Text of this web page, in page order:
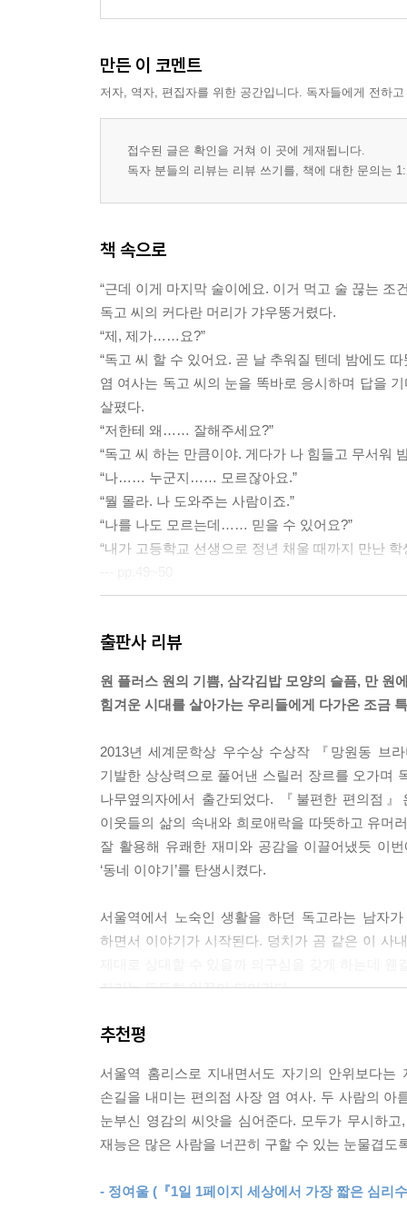
만든 이 코멘트
저자, 역자, 편집자를 위한 공간입니다. 독자들에게 전하
접수된 글은 확인을 거쳐 이 곳에 게재됩니다.
독자 분들의 리뷰는 리뷰 쓰기를, 책에 대한 문의는
책 속으로
“근데 이게 마지막 술이에요. 이거 먹고 술 끊는 조
독고 씨의 커다란 머리가 갸우뚱거렸다.
“제, 제가……요?”
“독고 씨 할 수 있어요. 곧 날 추워질 텐데 밤에도
염 여사는 독고 씨의 눈을 똑바로 응시하며 답을
살폈다.
“저한테 왜…… 잘해주세요?”
“독고 씨 하는 만큼이야. 게다가 나 힘들고 무서워
“나…… 누군지…… 모르잖아요.”
“뭘 몰라. 나 도와주는 사람이죠.”
“나를 나도 모르는데…… 믿을 수 있어요?”
“내가 고등학교 선생으로 정년 채울 때까지 만난
“가, 간밤에 담배 손님 많아서…… 후딱 외웠어요.
독고 씨가 마치 구구단 외우듯 담배 종류를 줄줄
“됐고요, 그걸 하루에 다 외웠다고요?”
“혹시 애연가였어요?”
“모, 몰라요.”
“몰라요? 담배 피운 기억이 없어요?”
“피웠는지 안 피웠는지…… 모른다니까요.”
“기억상실증인 거예요?”
“술 때문에…… 머리가…… 갔어요.”
“모, 몰라요.”
아오, 씨……. 시현은 대화를 자제하기로 한 아까
말없이 삼각김밥을 내려다보는 선숙의 귀에 독고
“근데 김밥만 주면…… 안 돼요. 편지…… 같이 줘요
선숙이 고개를 들어 독고 씨를 바라보았다. 독고
다.
“아들한테…… 그동안 못 들어줬다고, 이제 들어
“내가 사는 거예요. 어서…… 찍어요.”
출판사 리뷰
원 플러스 원의 기쁨, 삼각김밥 모양의 슬픔, 만 원
힘겨운 시대를 살아가는 우리들에게 다가온 조금
2013년 세계문학상 우수상 수상작 『망원동 브
기발한 상상력으로 풀어낸 스릴러 장르를 오가며
나무옆의자에서 출간되었다. 『불편한 편의점
이웃들의 삶의 속내와 희로애락을 따뜻하고 유머
잘 활용해 유쾌한 재미와 공감을 이끌어냈듯 이
‘동네 이야기’를 탄생시켰다.
서울역에서 노숙인 생활을 하던 독고라는 남자
하면서 이야기가 시작된다. 덩치가 곰 같은 이 사
지키는 든든한 일꾼이 되어간다.
현실감 넘치는 캐릭터와 그들 간의 상호작용을
본능이 발동하는 편의점 사장 염 여사를 필두로
참치김밥, 참이슬) 세트로 혼술을 하며 하루의 스
인경, 호시탐탐 편의점을 팔아치울 기회를 엿보
녹록지 않은 인생의 무게와 현실적 문제를 안고
곳이었다가 고단한 삶을 위로하고 웃음을 나누는
추천평
서울역 홈리스로 지내면서도 자기의 안위보다
손길을 내미는 편의점 사장 염 여사. 두 사람의
눈부신 영감의 씨앗을 심어준다. 모두가 무시하
재능은 많은 사람을 너끈히 구할 수 있는 눈물겹도
- 정여울 (『1일 1페이지 세상에서 가장 짧은 심리